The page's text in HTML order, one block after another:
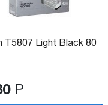
T5807 Light Black 80
Р